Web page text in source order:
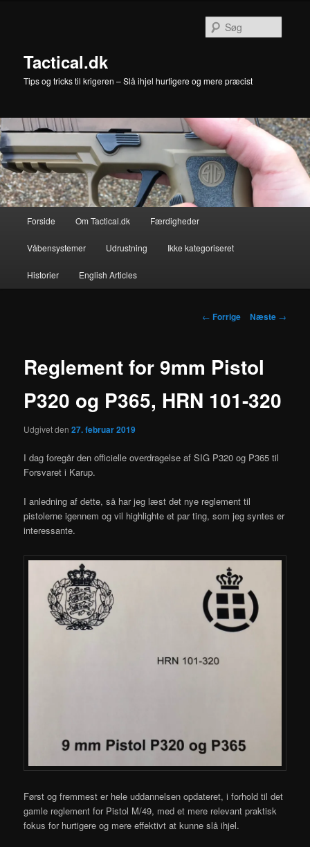
Tactical.dk
Tips og tricks til krigeren – Slå ihjel hurtigere og mere præcist
Forside Om Tactical.dk Færdigheder
Våbensystemer Udrustning Ikke kategoriseret
Historier English Articles
Indlægsnavigation
← Forrige Næste →
Reglement for 9mm Pistol
P320 og P365, HRN 101-320
Udgivet den27. februar 2019
I dag foregår den officielle overdragelse af SIG P320 og P365 til
Forsvaret i Karup.
I anledning af dette, så har jeg læst det nye reglement til
pistolerne igennem og vil highlighte et par ting, som jeg syntes er
interessante.
Først og fremmest er hele uddannelsen opdateret, i forhold til det
gamle reglement for Pistol M/49, med et mere relevant praktisk
fokus for hurtigere og mere effektivt at kunne slå ihjel.